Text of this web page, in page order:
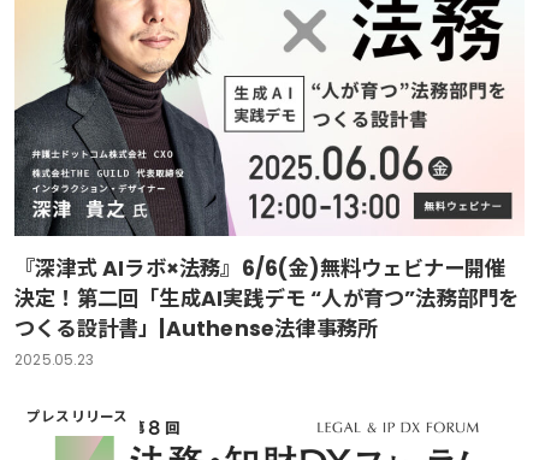
『深津式 AIラボ×法務』6/6(金)無料ウェビナー開催
決定！第二回「生成AI実践デモ “人が育つ”法務部門を
つくる設計書」|Authense法律事務所
2025.05.23
プレスリリース